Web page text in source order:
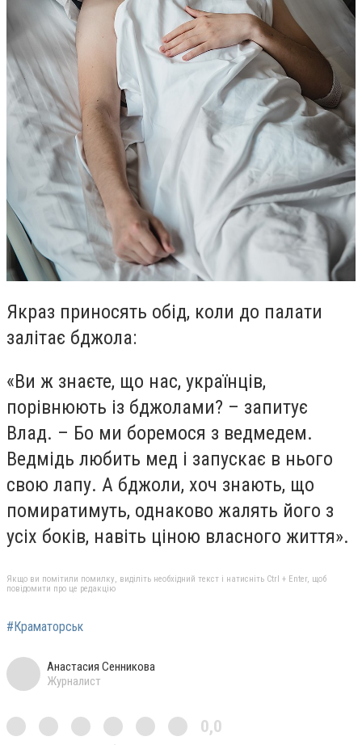
Якраз приносять обід, коли до палати
залітає бджола:
«Ви ж знаєте, що нас, українців,
порівнюють із бджолами? – запитує
Влад. – Бо ми боремося з ведмедем.
Ведмідь любить мед і запускає в нього
свою лапу. А бджоли, хоч знають, що
помиратимуть, однаково жалять його з
усіх боків, навіть ціною власного життя».
Якщо ви помітили помилку, виділіть необхідний текст і натисніть Ctrl + Enter, щоб
повідомити про це редакцію
#Краматорськ
Анастасия Сенникова
Журналист
0,0